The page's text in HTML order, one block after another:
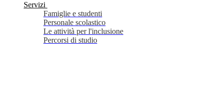
Servizi
Famiglie e studenti
Personale scolastico
Le attività per l'inclusione
Percorsi di studio